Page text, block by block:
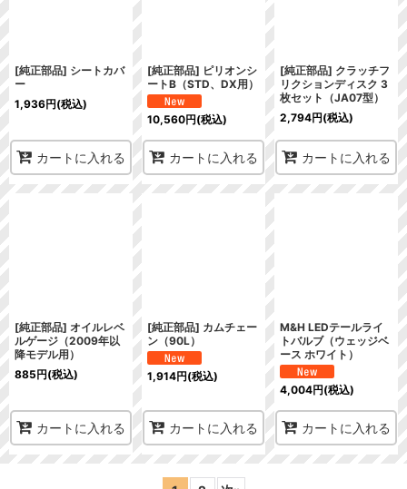
[純正部品] シートカバ
ー
1,936円(税込)
カートに入れる
[純正部品] ピリオンシ
ートB（STD、DX用）
10,560円(税込)
カートに入れる
[純正部品] クラッチフ
リクションディスク 3
枚セット（JA07型）
2,794円(税込)
カートに入れる
[純正部品] オイルレベ
ルゲージ（2009年以
降モデル用）
885円(税込)
カートに入れる
[純正部品] カムチェー
ン（90L）
1,914円(税込)
カートに入れる
M&H LEDテールライ
トバルブ（ウェッジベ
ース ホワイト）
4,004円(税込)
カートに入れる